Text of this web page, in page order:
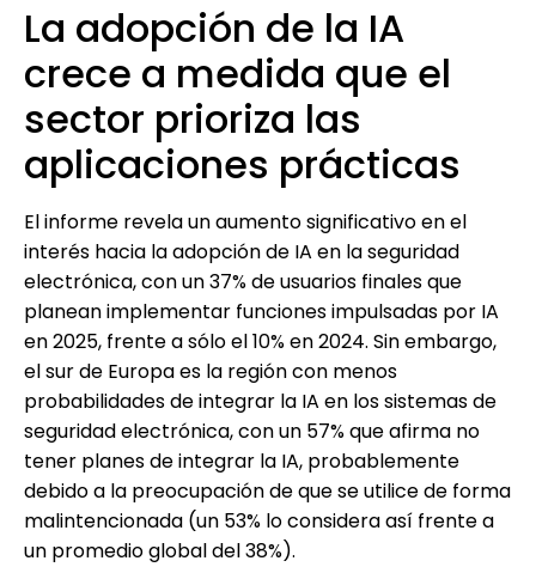
La adopción de la IA
crece a medida que el
sector prioriza las
aplicaciones prácticas
El informe revela un aumento significativo en el
interés hacia la adopción de IA en la seguridad
electrónica, con un 37% de usuarios finales que
planean implementar funciones impulsadas por IA
en 2025, frente a sólo el 10% en 2024. Sin embargo,
el sur de Europa es la región con menos
probabilidades de integrar la IA en los sistemas de
seguridad electrónica, con un 57% que afirma no
tener planes de integrar la IA, probablemente
debido a la preocupación de que se utilice de forma
malintencionada (un 53% lo considera así frente a
un promedio global del 38%).